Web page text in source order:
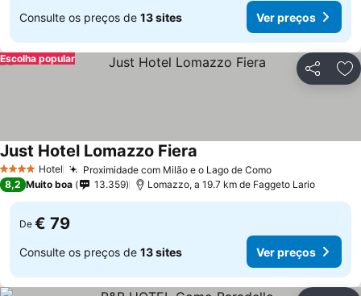
Consulte os preços de 13 sites Ver preços
Partilhar
Escolha popular
4 EstrelasHotel Proximidade com Milão e o Lago de Como
Just Hotel Lomazzo Fiera
8,2 Muito boa 13.359 Lomazzo, a 19.7 km de Faggeto Lario
De € 79
Consulte os preços de 13 sites Ver preços